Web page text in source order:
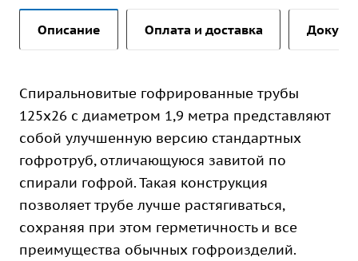
Описание Оплата и доставка
Спиральновитые гофрированные трубы
125х26 с диаметром 1,9 метра представляют
собой улучшенную версию стандартных
гофротруб, отличающуюся завитой по
спирали гофрой. Такая конструкция
позволяет трубе лучше растягиваться,
сохраняя при этом герметичность и все
преимущества обычных гофроизделий.